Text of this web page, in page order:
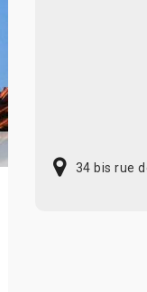
34 bis rue